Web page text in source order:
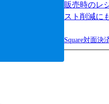
販売時のレ
スト削減に
Square対面決